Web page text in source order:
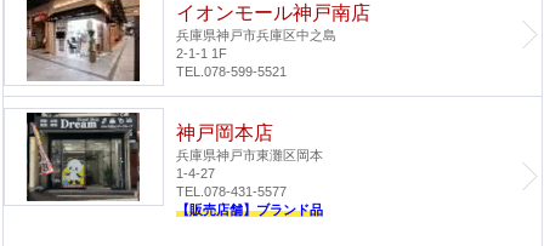
イオンモール神戸南店
兵庫県神戸市兵庫区中之島
2-1-1 1F
TEL.078-599-5521
神戸岡本店
兵庫県神戸市東灘区岡本
1-4-27
TEL.078-431-5577
【販売店舗】ブランド品